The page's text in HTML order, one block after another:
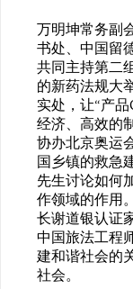
万明坤常务副
书处、中国留
共同主持第二
的新药法规大
实处，让“产品
经济、高效的
协办北京奥运
国乡镇的救急
先生讨论如何
作领域的作用
长谢道银认证
中国旅法工程
建和谐社会的
社会。